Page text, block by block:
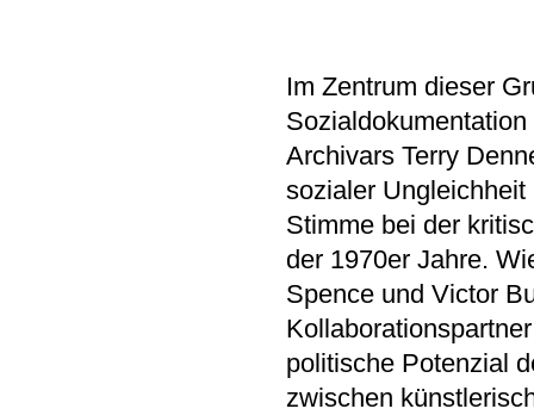
Im Zentrum dieser
Archivars Terry
sozialer
Stimme bei der
der 1970er Jahre.
Spence und Victor
politische Potenzial
zwischen